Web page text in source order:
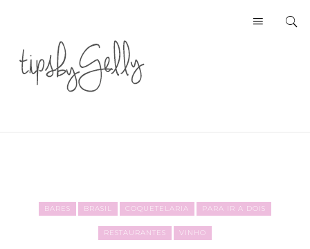
BARES BRASIL COQUETELARIA PARA IR A DOIS
RESTAURANTES VINHO